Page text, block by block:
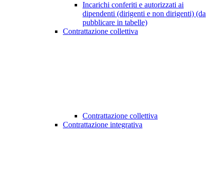
Incarichi conferiti e autorizzati ai
dipendenti (dirigenti e non dirigenti) (da
pubblicare in tabelle)
Contrattazione collettiva
Contrattazione collettiva
Contrattazione integrativa